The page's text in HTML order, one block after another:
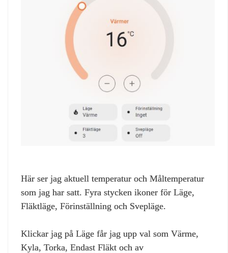
Här ser jag aktuell temperatur och Måltemperatur
som jag har satt. Fyra stycken ikoner för Läge,
Fläktläge, Förinställning och Svepläge.
Klickar jag på Läge får jag upp val som Värme,
Kyla, Torka, Endast Fläkt och av